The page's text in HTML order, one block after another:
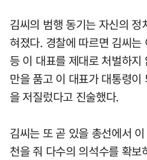
김씨의 범행 동기는 자신의
혀졌다. 경찰에 따르면 김씨
등 이 대표를 제대로 처벌하
만을 품고 이 대표가 대통령
을 저질렀다고 진술했다.
김씨는 또 곧 있을 총선에서
천을 줘 다수의 의석수를 확